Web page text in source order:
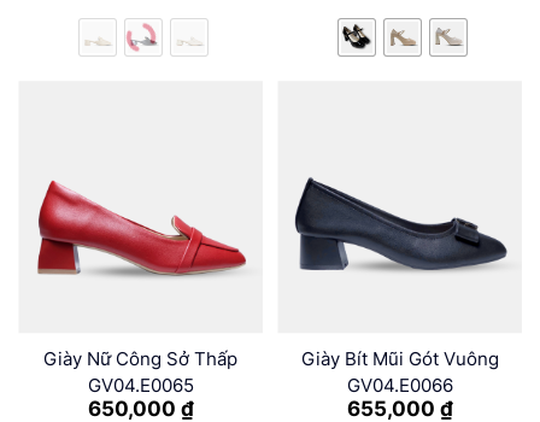
Giày Nữ Công Sở Thấp
GV04.E0065
650,000 ₫
Giày Bít Mũi Gót Vuông
GV04.E0066
655,000 ₫